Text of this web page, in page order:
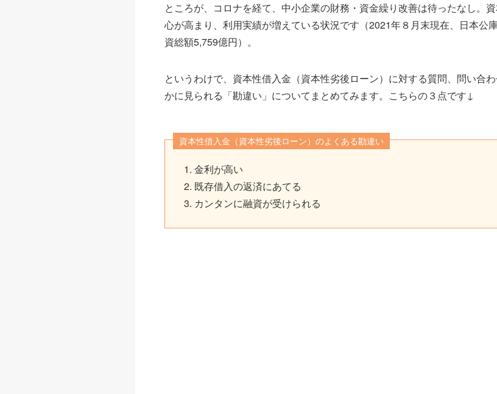
ところが、コロナを経て、中小企業の財務・資金繰り改善は待ったなし。
心が高まり、利用実績が増えている状況です（2021年８月末現在、日本公
資総額5,759億円）。
というわけで、資本性借入金（資本性劣後ローン）に対する質問、問い合
かに見られる「勘違い」についてまとめてみます。こちらの３点です↓
資本性借入金（資本性劣後ローン）のよくある勘違い
金利が高い
既存借入の返済にあてる
カンタンに融資が受けられる